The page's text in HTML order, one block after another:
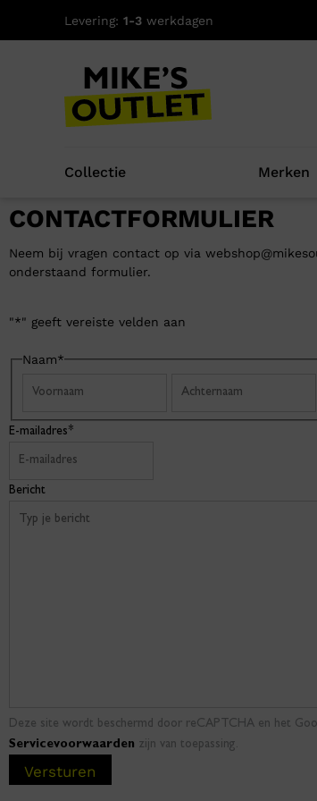
Levering: 1-3 werkdagen
Collectie Merken
CONTACTFORMULIER
Neem bij vragen contact op via
onderstaand formulier.
"*" geeft vereiste velden aan
Naam*
E-mailadres*
Bericht
Deze site wordt beschermd door reCAPTCHA en het
Servicevoorwaarden zijn van toepassing.